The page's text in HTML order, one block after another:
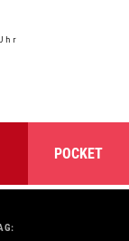
POCKET